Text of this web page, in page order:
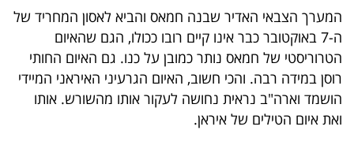
אדום
פרסמו
באייס
המערך הצבאי האדיר שבנה חמאס והביא לאסון המחריד של
ה-7 באוקטובר כבר אינו קיים רובו ככולו, הגם שהאיום
הטרוריסטי של חמאס נותר כמובן על כנו. גם האיום החותי
רוסן במידה רבה. והכי חשוב, האיום הגרעיני האיראני המיידי
הושמד וארה"ב נראית נחושה לעקור אותו מהשורש. אותו
ואת איום הטילים של איראן.